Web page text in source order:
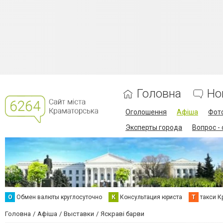
Головна
Оголошення Афіша
Эксперты города
Вопрос -
О Обмен валюты круглосуточно К Консультация юриста Т такси
Головна Афіша Выставки Яскраві барви